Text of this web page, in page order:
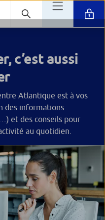
c’est aussi
Atlantique est à vos
des informations
et des conseils pour
au quotidien.